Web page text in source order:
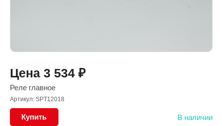
Цена 3 534 ₽
Реле главное
Артикул: SPT12018
Купить В наличии